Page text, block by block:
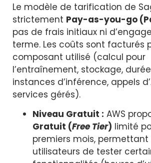
Le modèle de tarification de
strictement Pay-as-you-go
pas de frais initiaux ni
terme. Les coûts sont facturés
composant utilisé (calcul pour
l’entraînement, stockage,
instances d’inférence, appels
services gérés).
Niveau Gratuit : AWS
Gratuit (Free Tier) limité
premiers mois, permettant
utilisateurs de tester